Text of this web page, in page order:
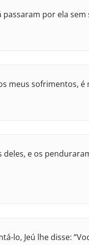
por ela
meus sofrimentos, é
deles, e os
lo, Jeú lhe disse: